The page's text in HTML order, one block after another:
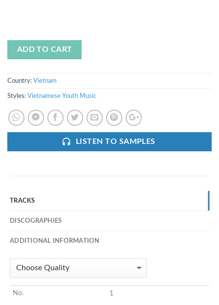
ADD TO CART
Country: Vietnam
Styles: Vietnamese Youth Music
LISTEN TO SAMPLES
TRACKS
DISCOGRAPHIES
ADDITIONAL INFORMATION
1